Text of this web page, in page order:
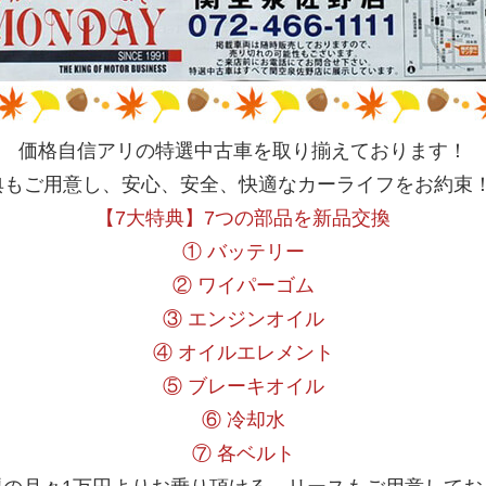
価格自信アリの特選中古車を取り揃えております！
ご用意し、安心、安全、快適なカーライフをお約束
【7大特典】7つの部品を新品交換
① バッテリー
② ワイパーゴム
③ エンジンオイル
④ オイルエレメント
⑤ ブレーキオイル
⑥ 冷却水
⑦ 各ベルト